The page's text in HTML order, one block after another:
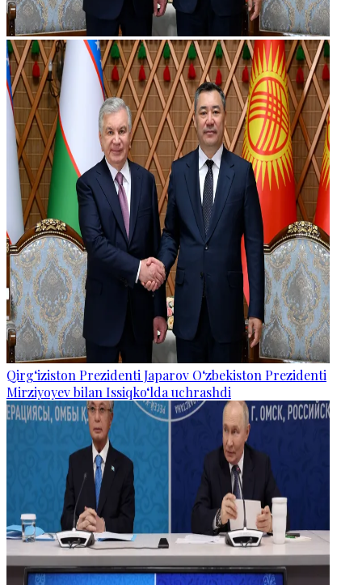
Qirg‘iziston Prezidenti Japarov O‘zbekiston Prezidenti
Mirziyoyev bilan Issiqko‘lda uchrashdi